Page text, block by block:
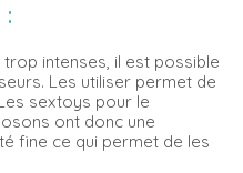
:
intenses, il est possible
Les utiliser permet de
sextoys pour le
ont donc une
fine ce qui permet de les